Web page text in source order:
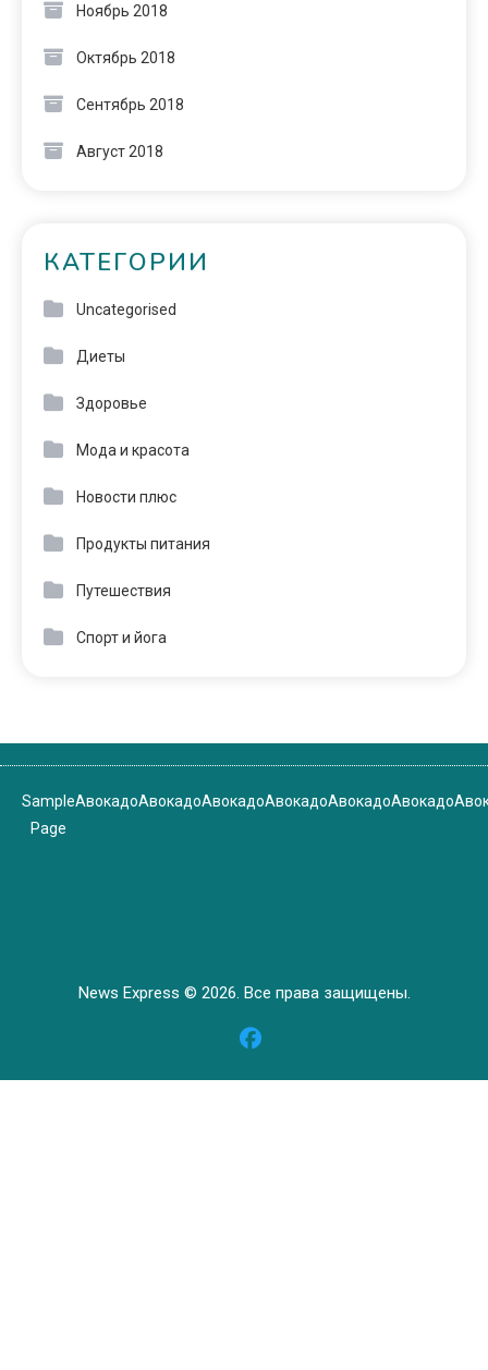
Ноябрь 2018
Октябрь 2018
Сентябрь 2018
Август 2018
КАТЕГОРИИ
Uncategorised
Диеты
Здоровье
Мода и красота
Новости плюс
Продукты питания
Путешествия
Спорт и йога
Sample
Page
АвокадоАвокадоАвокадоАвокадоАвокадоАвокадо
News Express © 2026. Все права защищены.